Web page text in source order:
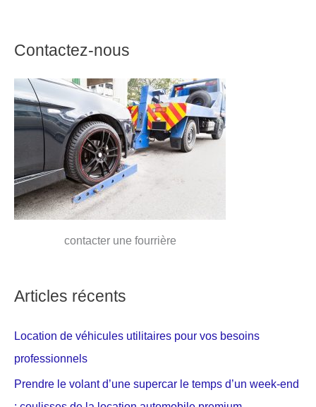
Contactez-nous
contacter une fourrière
Articles récents
Location de véhicules utilitaires pour vos besoins
professionnels
Prendre le volant d’une supercar le temps d’un week-end